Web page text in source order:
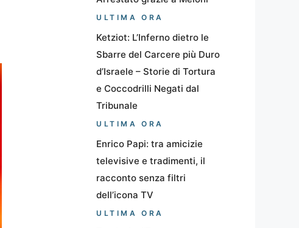
ULTIMA ORA
Ketziot: L’Inferno dietro le
Sbarre del Carcere più Duro
d’Israele – Storie di Tortura
e Coccodrilli Negati dal
Tribunale
ULTIMA ORA
Enrico Papi: tra amicizie
televisive e tradimenti, il
racconto senza filtri
dell’icona TV
ULTIMA ORA